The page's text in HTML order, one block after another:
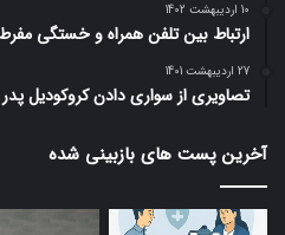
10 اردیبهشت 1402
ارتباط بین تلفن همراه و خستگی مفرط
27 اردیبهشت 1401
تصاویری از سواری دادن کروکودیل
آخرین پست های بازبینی شده